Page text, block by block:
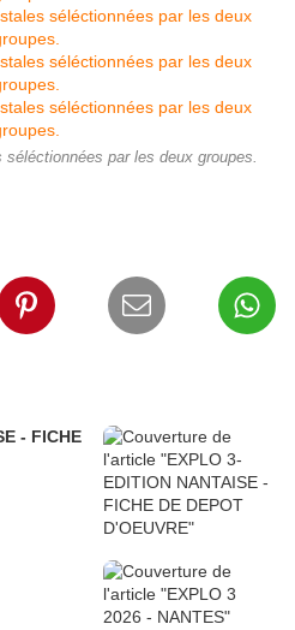
par les deux groupes.
- FICHE